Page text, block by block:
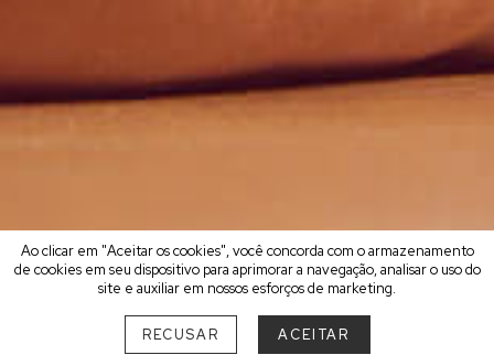
Ao clicar em "Aceitar os cookies", você concorda com o armazenamento
de cookies em seu dispositivo para aprimorar a navegação, analisar o uso do
site e auxiliar em nossos esforços de marketing.
RECUSAR ACEITAR